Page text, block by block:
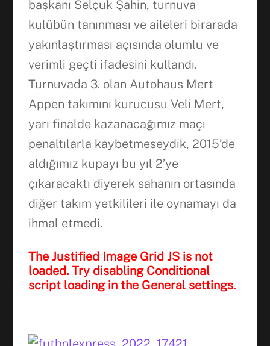
başkanı Selçuk Şahin, turnuva
kulübün tanınması ve aileleri birarada
yakınlaştırması açısında olumlu ve
verimli geçti ifadesini kullandı.
Turnuvada 3. olan Autohaus Mert
Appen takımını kurucusu Veli Mert,
yarı finalde kazanacağımız maçı
penaltılarla kaybetmeseydik, 2015’de
aldığımız kupayı bu yıl 2’ye
çıkaracaktı diyerek sahanın ortasında
diğer takım yetkilileri ile oynamayı da
ihmal etmedi.
The Justified Image Grid JS is not
loaded. Try disabling Conditional
script loading in the General settings.